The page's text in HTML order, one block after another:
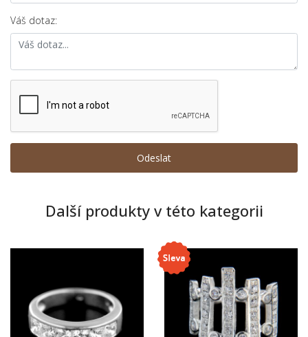
Váš dotaz:
Další produkty v této kategorii